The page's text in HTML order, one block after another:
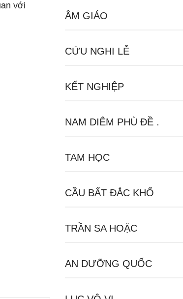
với
ÂM GIÁO
CỬU NGHI LỄ
KẾT NGHIỆP
NAM DIÊM PHÙ ĐỀ .
TAM HỌC
CẦU BẤT ĐẮC KHỔ
TRẦN SA HOẶC
AN DƯỠNG QUỐC